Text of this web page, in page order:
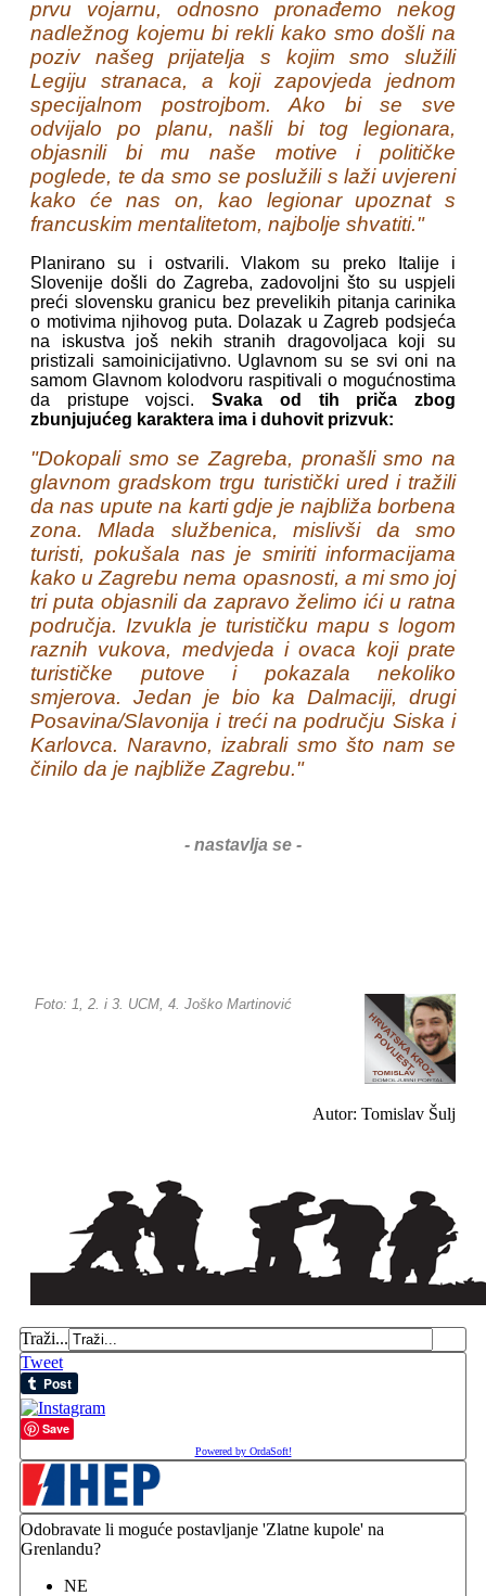
prvu vojarnu, odnosno pronađemo nekog
nadležnog kojemu bi rekli kako smo došli na
poziv našeg prijatelja s kojim smo služili
Legiju stranaca, a koji zapovjeda jednom
specijalnom postrojbom. Ako bi se sve
odvijalo po planu, našli bi tog legionara,
objasnili bi mu naše motive i političke
poglede, te da smo se poslužili s laži uvjereni
kako će nas on, kao legionar upoznat s
francuskim mentalitetom, najbolje shvatiti."
Planirano su i ostvarili. Vlakom su preko Italije i
Slovenije došli do Zagreba, zadovoljni što su uspjeli
preći slovensku granicu bez prevelikih pitanja carinika
o motivima njihovog puta. Dolazak u Zagreb podsjeća
na iskustva još nekih stranih dragovoljaca koji su
pristizali samoinicijativno. Uglavnom su se svi oni na
samom Glavnom kolodvoru raspitivali o mogućnostima
da pristupe vojsci.Svaka od tih priča zbog
zbunjujućeg karaktera ima i duhovit prizvuk:
"Dokopali smo se Zagreba, pronašli smo na
glavnom gradskom trgu turistički ured i tražili
da nas upute na karti gdje je najbliža borbena
zona. Mlada službenica, mislivši da smo
turisti, pokušala nas je smiriti informacijama
kako u Zagrebu nema opasnosti, a mi smo joj
tri puta objasnili da zapravo želimo ići u ratna
područja. Izvukla je turističku mapu s logom
raznih vukova, medvjeda i ovaca koji prate
turističke putove i pokazala nekoliko
smjerova. Jedan je bio ka Dalmaciji, drugi
Posavina/Slavonija i treći na području Siska i
Karlovca. Naravno, izabrali smo što nam se
činilo da je najbliže Zagrebu."
- nastavlja se -
Foto: 1, 2. i 3. UCM, 4. Joško Martinović
Autor: Tomislav Šulj
Traži...
Tweet
Save
Powered by OrdaSoft!
Odobravate li moguće postavljanje 'Zlatne kupole' na
Grenlandu?
NE